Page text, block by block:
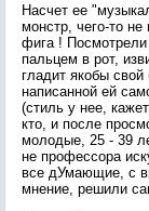
Насчет ее
монстр, чего-то
фига ! Посмотрели
пальцем в рот,
гладит якобы
написанной ей
(стиль у нее,
кто, и после
молодые, 25 - 39
не профессора
все дУмающие, с
мнение, решили